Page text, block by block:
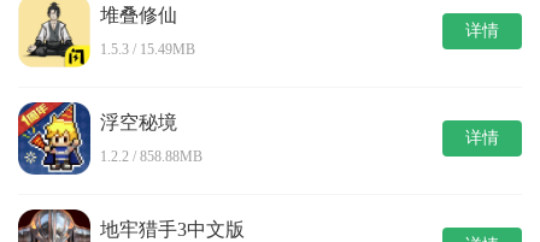
堆叠修仙
1.5.3 / 15.49MB
详情
浮空秘境
1.2.2 / 858.88MB
详情
地牢猎手3中文版